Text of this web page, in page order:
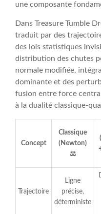
une composante
Dans Treasure Tumble
traduit par des
des lois statistiques
distribution des chutes
normale modifiée,
dominante et des
fusion entre force
à la dualité classique-
Concept
Classique
(Newton)
⚖️
Trajectoire
Ligne
précise,
déterministe